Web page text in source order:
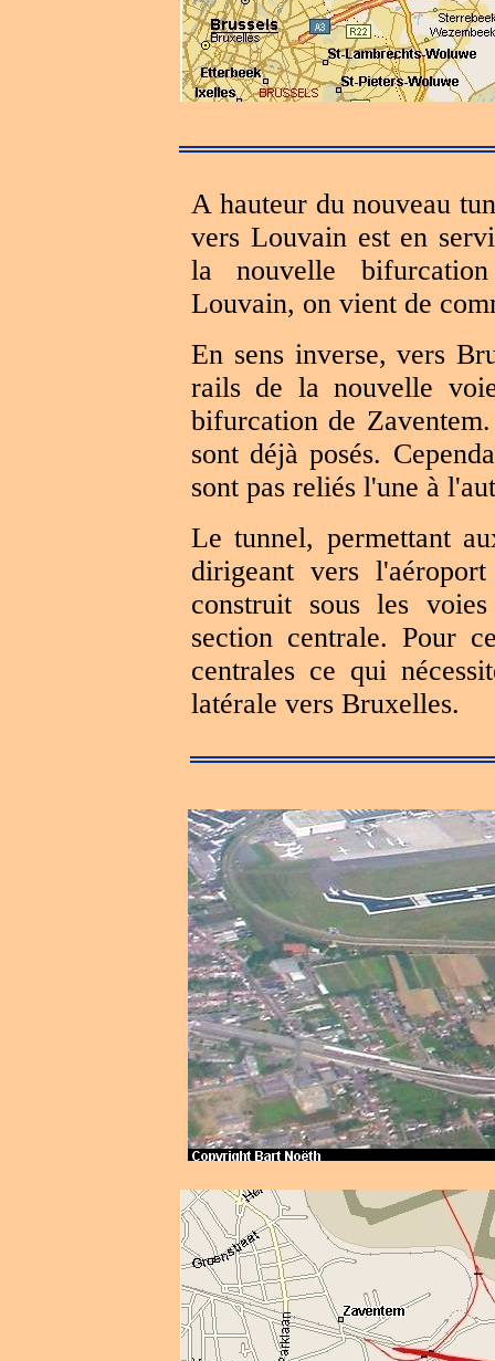
A hauteur du nouveau
vers Louvain est en
la nouvelle
Louvain, on vient de
En sens inverse, vers
rails de la nouvelle
bifurcation de
sont déjà posés.
sont pas reliés l'une à
Le tunnel, permettant
dirigeant vers
construit sous les
section centrale. Pour
centrales ce qui
latérale vers Bruxelles.